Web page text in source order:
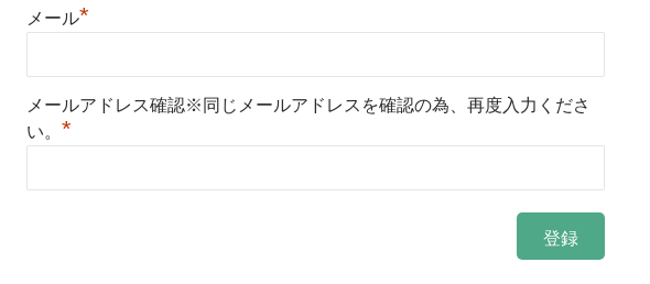
メール*
メールアドレス確認※同じメールアドレスを確認の為、再度入力くださ
い。 *